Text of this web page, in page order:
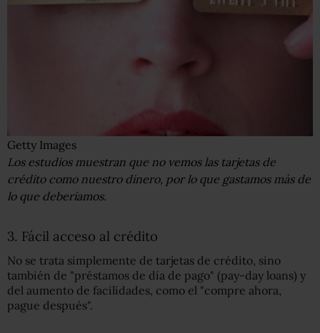
Getty Images
Los estudios muestran que no vemos las tarjetas de
crédito como nuestro dinero, por lo que gastamos más de
lo que deberíamos.
3. Fácil acceso al crédito
No se trata simplemente de tarjetas de crédito, sino
también de "préstamos de día de pago" (pay-day loans) y
del aumento de facilidades, como el "compre ahora,
pague después".